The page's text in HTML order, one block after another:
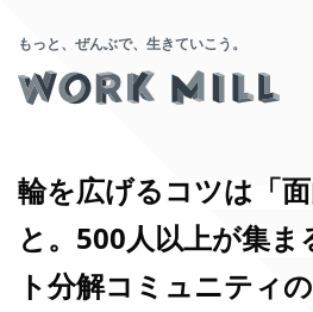
もっと、ぜんぶで、生きていこう。
輪を広げるコツは「
と。500人以上が集ま
ト分解コミュニティ